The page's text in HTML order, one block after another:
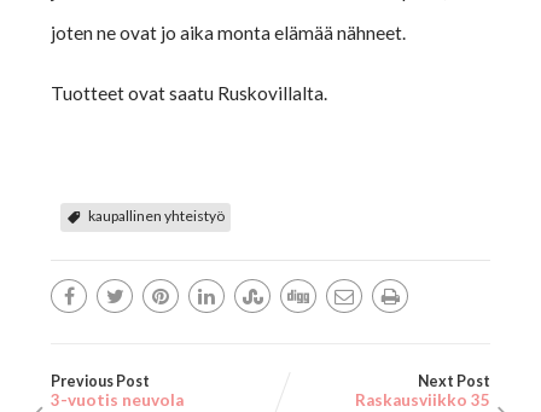
joten ne ovat jo aika monta elämää nähneet.
Tuotteet ovat saatu Ruskovillalta.
kaupallinen yhteistyö
Previous Post
3-vuotis neuvola
Next Post
Raskausviikko 35